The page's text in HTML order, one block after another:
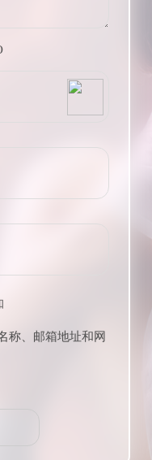
Tieba
称、邮箱地址和网